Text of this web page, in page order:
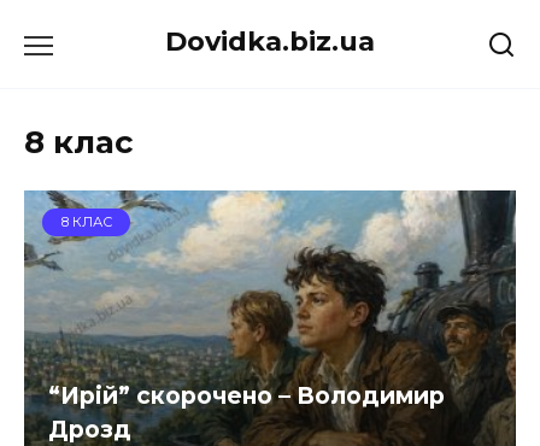
до
Dovidka.biz.ua
8 клас
8 КЛАС
“Ирій” скорочено – Володимир
Дрозд